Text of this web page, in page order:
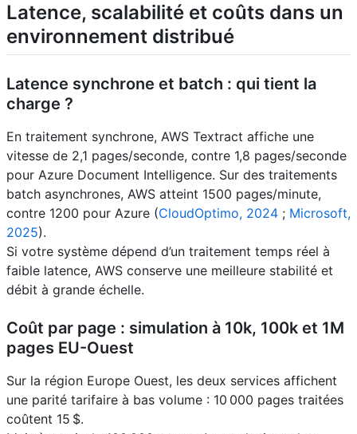
Latence, scalabilité et coûts dans un
environnement distribué
Latence synchrone et batch : qui tient la
charge ?
En traitement synchrone, AWS Textract affiche une
vitesse de 2,1 pages/seconde, contre 1,8 pages/seconde
pour Azure Document Intelligence. Sur des traitements
batch asynchrones, AWS atteint 1500 pages/minute,
contre 1200 pour Azure (CloudOptimo, 2024 ; Microsoft,
2025).
Si votre système dépend d’un traitement temps réel à
faible latence, AWS conserve une meilleure stabilité et
débit à grande échelle.
Coût par page : simulation à 10k, 100k et 1M
pages EU-Ouest
Sur la région Europe Ouest, les deux services affichent
une parité tarifaire à bas volume : 10 000 pages traitées
coûtent 15 $.